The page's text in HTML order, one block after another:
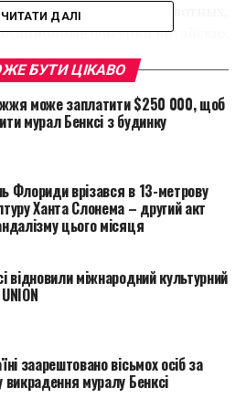
голов животных,
фигурки китайских
данные
сентября 2013 года. Вэйвэй,
постоянным наблюдением,
так как правительство
в 2011 году, разделяет
AGO поддержать его
головы
и живое свидетельство
что искусство доступно
Татлбаум, генеральный
в соответствии с
Крыса и Бык, Тигр и
Лошадь и Коза, Обезьяна и
ЧИТАТИ ДАЛІ
БУТИ ЦІКАВО
може заплатити $250 000, щоб
мурал Бенксі з будинку
Флориди врізався в 13-метрову
Ханта Слонема – другий акт
цього місяця
відновили міжнародний культурний
заарештовано вісьмох осіб за
викрадення муралу Бенксі